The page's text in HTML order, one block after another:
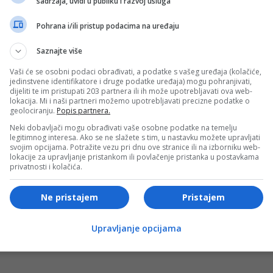
po veoma strogim procedurama.
i da je potpisano više od trideset sporazuma.
prema politici Beograda, ovoga puta je bilo očigledno
jedna od najzapaženijih regionalnih tema. U fokusu
ono što je u Pekingu imalo najveću simboličku težinu –
i politički značaj srpsko-kineskog partnerstva.
diplomatski potez u regionu prati sa izuzetnom
potpisani sporazumi i Orden prijateljstva postali
koji iz Zagreba i Sarajeva pažljivo analiziraju položaj Srbije
Pohrana i/ili pristup podacima na uređaju
Saznajte više
Vaši će se osobni podaci obrađivati, a podatke s vašeg uređaja (kolačiće,
jedinstvene identifikatore i druge podatke uređaja) mogu pohranjivati,
dijeliti te im pristupati 203 partnera ili ih može upotrebljavati ova web-
lokacija. Mi i naši partneri možemo upotrebljavati precizne podatke o
geolociranju. Popis partnera.
Neki dobavljači mogu obrađivati vaše osobne podatke na temelju
legitimnog interesa. Ako se ne slažete s tim, u nastavku možete upravljati
svojim opcijama. Potražite vezu pri dnu ove stranice ili na izborniku web-
lokacije za upravljanje pristankom ili povlačenje pristanka u postavkama
privatnosti i kolačića.
Pristajem
Ne pristajem
Upravljanje opcijama